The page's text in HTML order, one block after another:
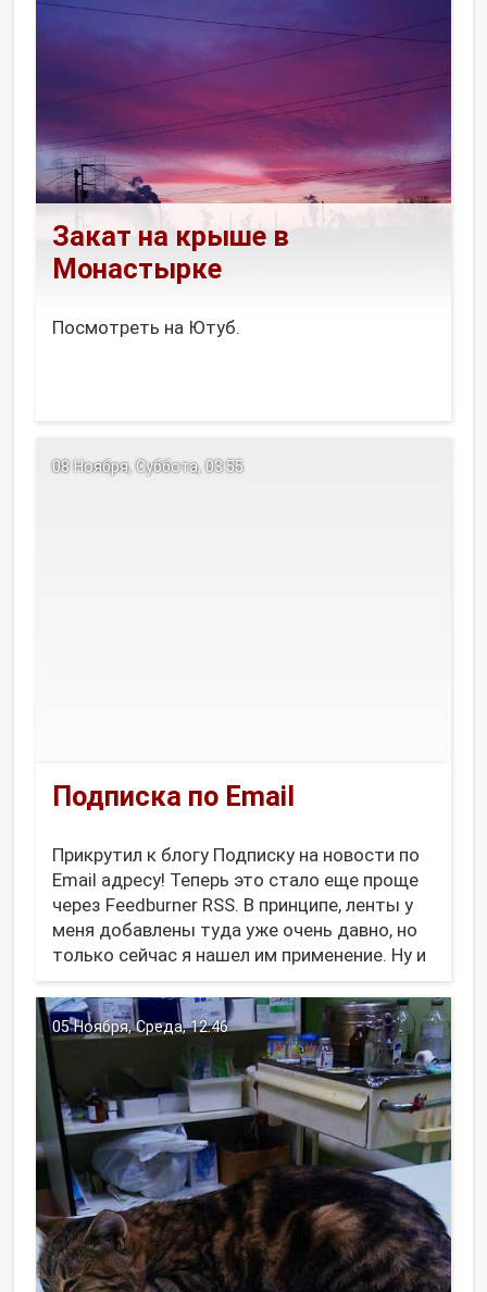
Закат на крыше в
Монастырке
Посмотреть на Ютуб.
Подписка по Email
Прикрутил к блогу Подписку на новости по
Email адресу! Теперь это стало еще проще
через Feedburner RSS. В принципе, ленты у
меня добавлены туда уже очень давно, но
только сейчас я нашел им применение. Ну и
форма подписки у них неплохая:
Введите свой email адрес:
08 Ноября, Суббота, 03:55
05 Ноября, Среда, 12:46